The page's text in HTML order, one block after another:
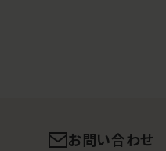
お問い合わせ